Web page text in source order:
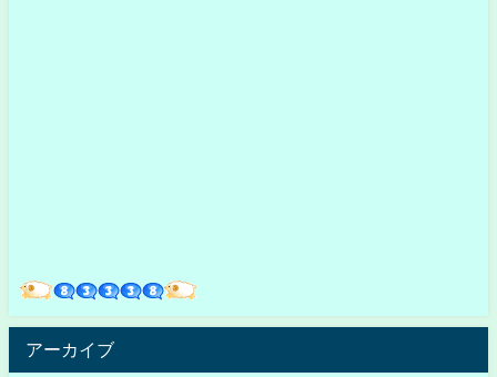
アーカイブ